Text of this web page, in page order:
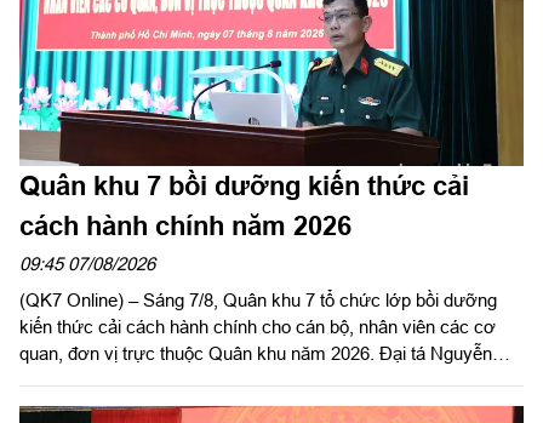
Quân khu 7 bồi dưỡng kiến thức cải
cách hành chính năm 2026
09:45 07/08/2026
(QK7 Online) – Sáng 7/8, Quân khu 7 tổ chức lớp bồi dưỡng
kiến thức cải cách hành chính cho cán bộ, nhân viên các cơ
quan, đơn vị trực thuộc Quân khu năm 2026. Đại tá Nguyễn
trưởng Quân khu dự, phát biểu chỉ đạo.